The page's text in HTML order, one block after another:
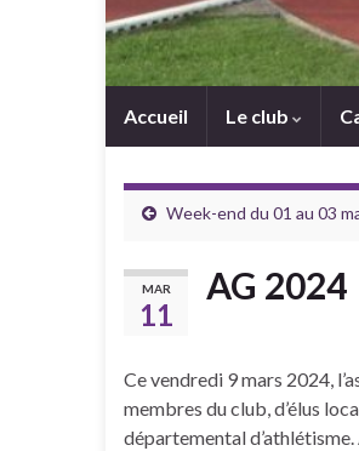
Accueil Le club
Week-end du 01 au 03
MAR
11
AG 2024
Ce vendredi 9 mars 2024,
membres du club, d’élus
départemental